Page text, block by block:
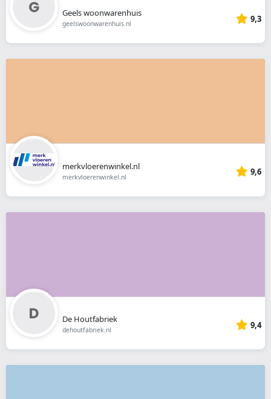
Geels woonwarenhuis
geelswoonwarenhuis.nl 9,3
merkvloerenwinkel.nl
merkvloerenwinkel.nl 9,6
De Houtfabriek
dehoutfabriek.nl 9,4